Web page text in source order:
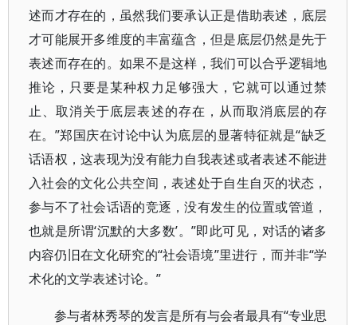
述而才存在的，虽然我们要承认正是借助表述，底层
才可能展开多维度的丰富蕴含，但是底层仍然是先于
表述而存在的。如果不是这样，我们可以合乎逻辑地
推论，只要是某种权力足够强大，它就可以通过禁
止、取消关于底层表述的存在，从而取消底层的存
在。”郑国庆在讨论中认为底层的显著特征就是“缺乏
话语权，这表现为没有能力自我表述或者表述不能进
入社会的文化公共空间，表述处于自生自灭的状态，
参与不了社会话语的竞逐，没有发生的位置或管道，
也就是所谓‘沉默的大多数’。”即此可见，对话的诸多
内容仍旧在文化研究的“社会语境”里进行，而并非“学
术化的文学表述讨论。”
参与者林秀琴的发言是所有与会者最具有“专业思